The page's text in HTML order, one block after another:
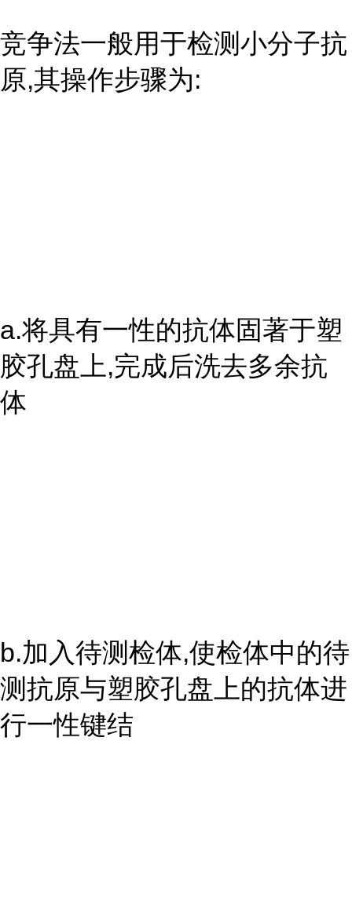
竞争法一般用于检测小分子抗
原,其操作步骤为:
a.将具有一性的抗体固著于塑
胶孔盘上,完成后洗去多余抗
体
b.加入待测检体,使检体中的待
测抗原与塑胶孔盘上的抗体进
行一性键结